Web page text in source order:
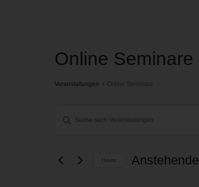
Online Seminare
Veranstaltungen Online Seminare
Suche
Ansichten,
Bitte
nach
Heute Anstehende